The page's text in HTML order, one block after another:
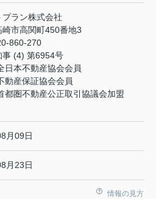
プラン株式会社
崎市高関町450番地3
860-270
事 (4) 第6954号
日本不動産協会会員
動産保証協会会員
都圏不動産公正取引協議会加盟
月09日
月23日
情報の見方